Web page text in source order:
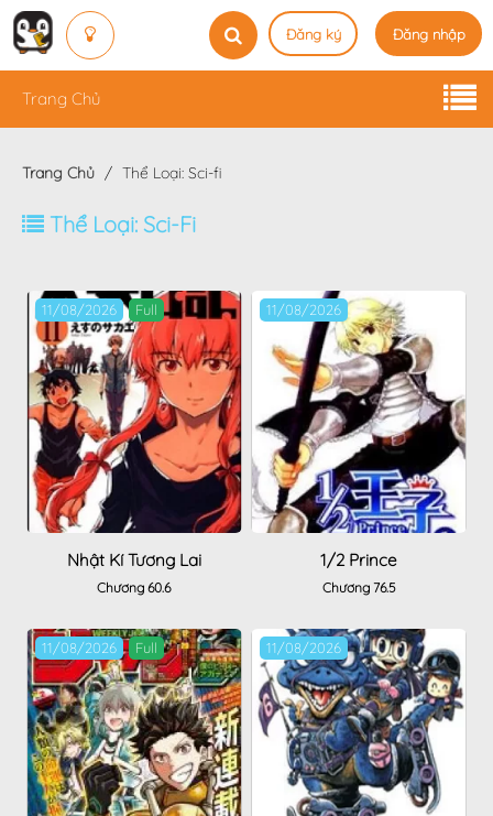
Đăng ký Đăng nhập
Trang Chủ
Trang Chủ Thể Loại: Sci-fi
Thể Loại: Sci-Fi
11/08/2026 Full
Nhật Kí Tương Lai
Chương 60.6
11/08/2026
1/2 Prince
Chương 76.5
11/08/2026 Full 11/08/2026